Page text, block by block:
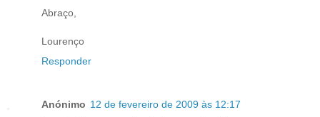
Abraço,
Lourenço
Responder
Anónimo 12 de fevereiro de 2009 às 12:17